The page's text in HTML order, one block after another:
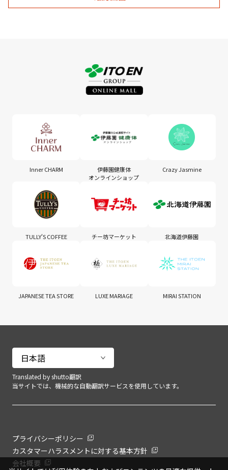
Translated by shutto翻訳
当サイトでは、機械的な自動翻訳サービスを使用しています。
Inner CHARM
伊藤園健康体
オンラインショップ
Crazy Jasmine
TULLY'S COFFEE チー坊マーケット 北海道伊藤園
JAPANESE TEA STORE LUXE MARIAGE MIRAI STATION
プライバシーポリシー
カスタマーハラスメントに対する基本方針
会社概要